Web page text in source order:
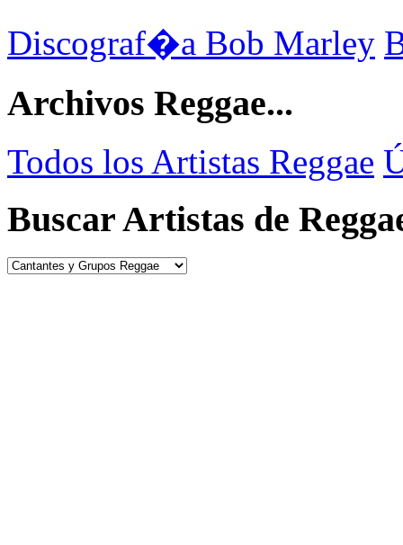
Discograf�a Bob Marley
Archivos Reggae...
Todos los Artistas Reggae
Buscar Artistas de